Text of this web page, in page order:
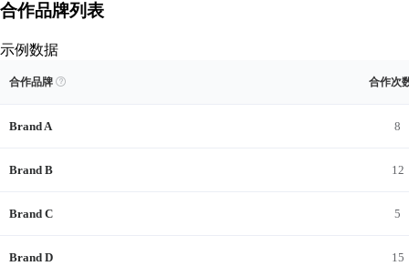
合作品牌列表
示例数据
查看示例
解锁 Goldmines 的品牌合作记录
合作次
8
12
5
15
合作品牌 
Brand A
Brand B
Brand C
Brand D